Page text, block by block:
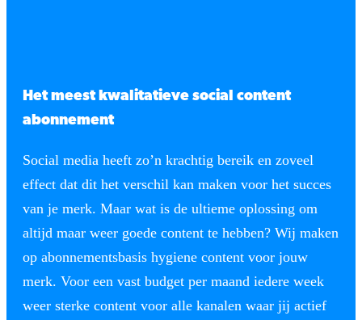
Het meest kwalitatieve social content
abonnement
Social media heeft zo’n krachtig bereik en zoveel
effect dat dit het verschil kan maken voor het succes
van je merk. Maar wat is de ultieme oplossing om
altijd maar weer goede content te hebben? Wij maken
op abonnementsbasis hygiene content voor jouw
merk. Voor een vast budget per maand iedere week
weer sterke content voor alle kanalen waar jij actief